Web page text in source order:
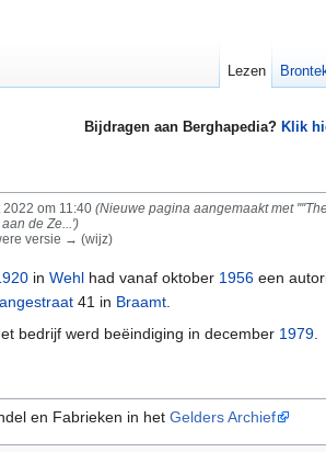
Bijdragen aan Berghapedia? Klik
om 11:40 (Nieuwe pagina aangemaakt met
de Ze...')
versie → (wijz)
in Wehl had vanaf oktober 1956 een
41 in Braamt
bedrijf werd beëindiging in december 1979
en Fabrieken in hetGelders Archief
Lezen